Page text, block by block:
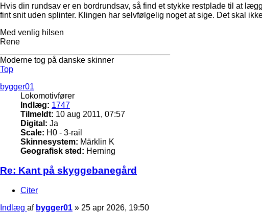
Hvis din rundsav er en bordrundsav, så find et stykke restplade til at
fint snit uden splinter. Klingen har selvfølgelig noget at sige. Det skal
Med venlig hilsen
Rene
Moderne tog på danske skinner
Top
bygger01
Lokomotivfører
Indlæg: 1747
Tilmeldt: 10 aug 2011, 07:57
Digital: Ja
Scale: H0 - 3-rail
Skinnesystem: Märklin K
Geografisk sted: Herning
Re: Kant på skyggebanegård
Citer
Indlæg af bygger01 » 25 apr 2026, 19:50